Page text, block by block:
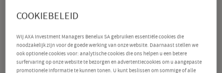
van de grensoverschrijdende distributie van
Instellingen voor Collectieve Belegging.
COOKIEBELEID
Wij AXA Investment Managers Benelux SA gebruiken essentiële cookies die
noodzakelijk zijn voor de goede werking van onze website. Daarnaast stellen we
ook optionele cookies voor: analytische cookies die ons helpen u een betere
surfervaring op onze website te bezorgen en advertentiecookies om u aangepaste
promotionele informatie te kunnen tonen. U kunt beslissen om sommige of alle